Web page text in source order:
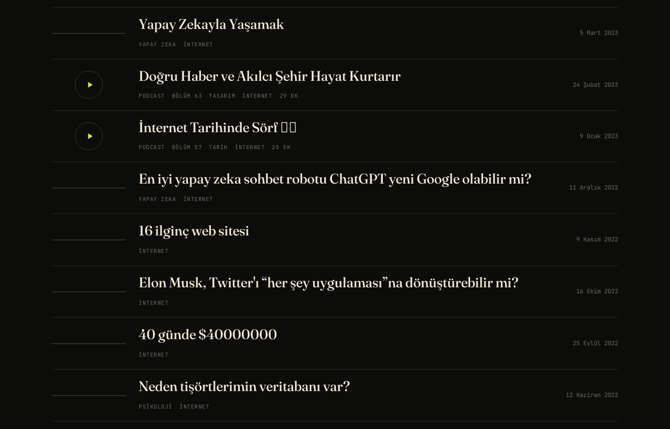
Yapay Zekayla Yaşamak
YAPAY ZEKA İNTERNET
5 Mart 2023
Doğru Haber ve Akılcı Şehir Hayat Kurtarır
PODCAST BÖLÜM 63 TASARIM İNTERNET 29 DK
24 Şubat 2023
İnternet Tarihinde Sörf 🏄‍♀️
PODCAST BÖLÜM 57 TARIH İNTERNET 20 DK
9 Ocak 2023
En iyi yapay zeka sohbet robotu ChatGPT yeni Google olabilir mi?
YAPAY ZEKA İNTERNET
11 Aralık 2022
16 ilginç web sitesi
İNTERNET
9 Kasım 2022
Elon Musk, Twitter'ı “her şey uygulaması”na dönüştürebilir mi?
İNTERNET
16 Ekim 2022
40 günde $40000000
İNTERNET
25 Eylül 2022
Neden tişörtlerimin veritabanı var?
PSIKOLOJI İNTERNET
12 Haziran 2022